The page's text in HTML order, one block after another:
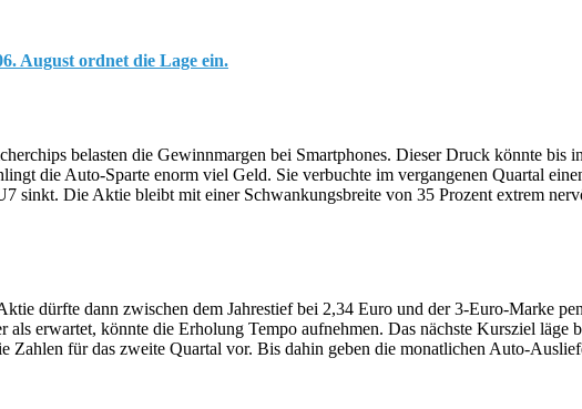
August ordnet die Lage ein.
belasten die Gewinnmargen bei Smartphones. Dieser Druck könnte bis
die Auto-Sparte enorm viel Geld. Sie verbuchte im vergangenen Quartal
sinkt. Die Aktie bleibt mit einer Schwankungsbreite von 35 Prozent extrem
dürfte dann zwischen dem Jahrestief bei 2,34 Euro und der 3-Euro-Marke
erwartet, könnte die Erholung Tempo aufnehmen. Das nächste Kursziel
für das zweite Quartal vor. Bis dahin geben die monatlichen Auto-